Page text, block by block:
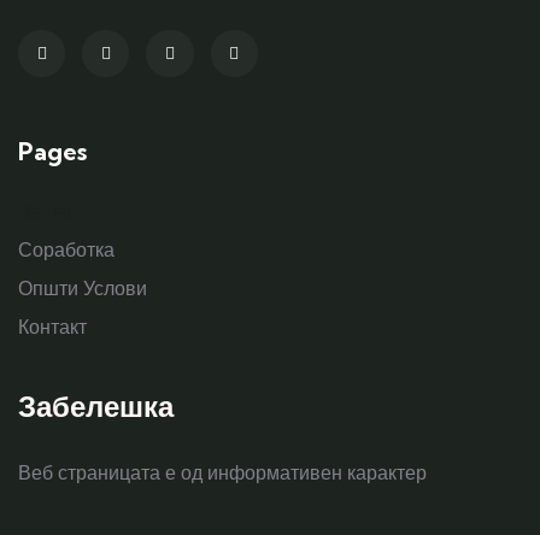
Pages
Соработка
Општи Услови
Контакт
Забелешка
Веб страницата е од информативен карактер